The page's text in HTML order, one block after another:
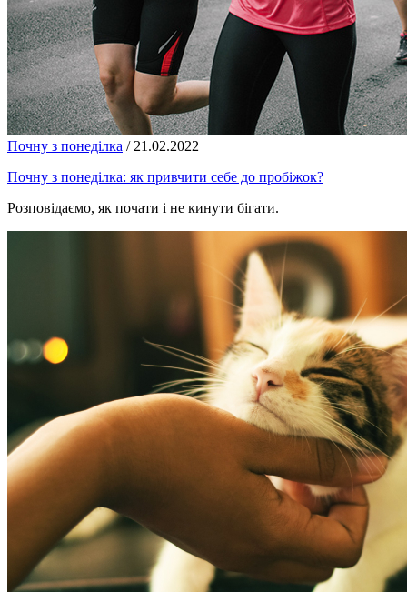
Почну з понеділка / 21.02.2022
Почну з понеділка: як привчити себе до пробіжок?
Розповідаємо, як почати і не кинути бігати.